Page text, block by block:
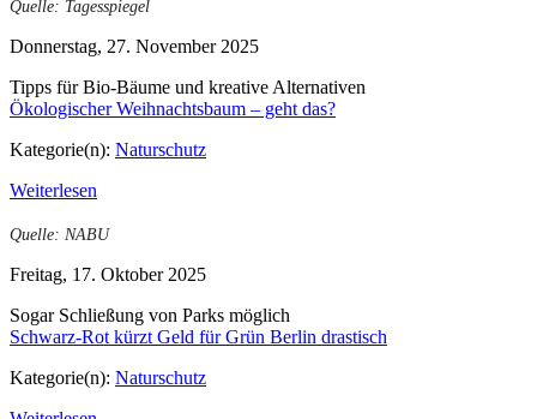
Quelle: Tagesspiegel
Donnerstag, 27. November 2025
Tipps für Bio-Bäume und kreative Alternativen
Ökologischer Weihnachtsbaum – geht das?
Kategorie(n): Naturschutz
Weiterlesen
Quelle: NABU
Freitag, 17. Oktober 2025
Sogar Schließung von Parks möglich
Schwarz-Rot kürzt Geld für Grün Berlin drastisch
Kategorie(n): Naturschutz